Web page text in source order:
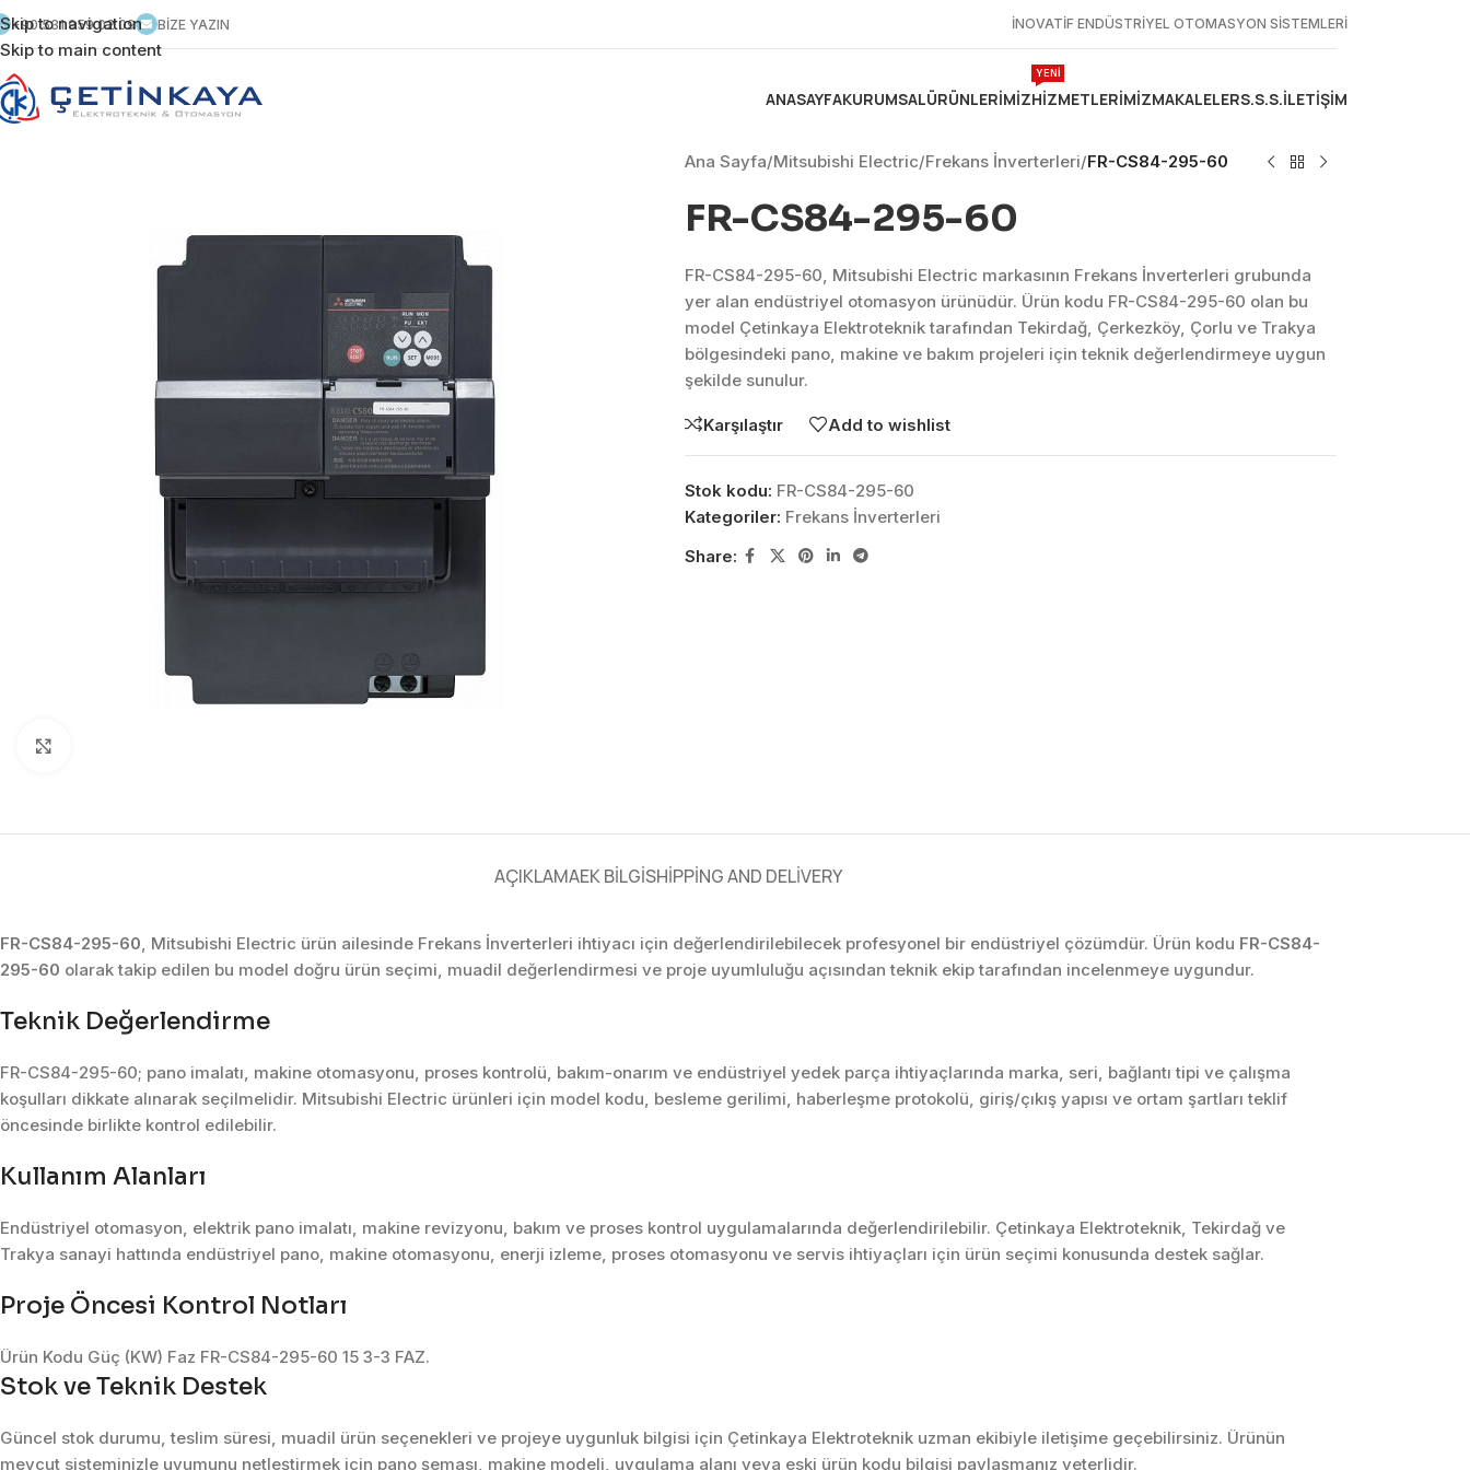
Skip to navigation
Skip to main content
+90 531 959 02 09 BİZE YAZIN İNOVATİF ENDÜSTRİYEL OTOMASYON SİSTEMLERİ
ANASAYFAKURUMSALÜRÜNLERIMIZHIZMETLERIMIZ
YENİ
Makine Otomasyonu
Proses Otomasyonu
Otomasyon Sistemleri
Tasarımı
Ölçüm Sistemleri
MAKALELERS.S.S.İLETIŞIM
Ana Sayfa/Mitsubishi Electric/Frekans İnverterleri/FR-CS84-295-60
FR-CS84-295-60
FR-CS84-295-60, Mitsubishi Electric markasının Frekans İnverterleri grubunda
yer alan endüstriyel otomasyon ürünüdür. Ürün kodu FR-CS84-295-60 olan bu
model Çetinkaya Elektroteknik tarafından Tekirdağ, Çerkezköy, Çorlu ve Trakya
bölgesindeki pano, makine ve bakım projeleri için teknik değerlendirmeye uygun
şekilde sunulur.
Karşılaştır Add to wishlist
Stok kodu: FR-CS84-295-60
Kategoriler: Frekans İnverterleri
Share:
AÇIKLAMAEK BILGISHIPPING AND DELIVERY
FR-CS84-295-60, Mitsubishi Electric ürün ailesinde Frekans İnverterleri ihtiyacı için değerlendirilebilecek profesyonel bir endüstriyel çözümdür. Ürün kodu FR-CS84-
295-60 olarak takip edilen bu model doğru ürün seçimi, muadil değerlendirmesi ve proje uyumluluğu açısından teknik ekip tarafından incelenmeye uygundur.
Teknik Değerlendirme
FR-CS84-295-60; pano imalatı, makine otomasyonu, proses kontrolü, bakım-onarım ve endüstriyel yedek parça ihtiyaçlarında marka, seri, bağlantı tipi ve çalışma
koşulları dikkate alınarak seçilmelidir. Mitsubishi Electric ürünleri için model kodu, besleme gerilimi, haberleşme protokolü, giriş/çıkış yapısı ve ortam şartları teklif
öncesinde birlikte kontrol edilebilir.
Kullanım Alanları
Endüstriyel otomasyon, elektrik pano imalatı, makine revizyonu, bakım ve proses kontrol uygulamalarında değerlendirilebilir. Çetinkaya Elektroteknik, Tekirdağ ve
Trakya sanayi hattında endüstriyel pano, makine otomasyonu, enerji izleme, proses otomasyonu ve servis ihtiyaçları için ürün seçimi konusunda destek sağlar.
Proje Öncesi Kontrol Notları
Ürün Kodu Güç (KW) Faz FR-CS84-295-60 15 3-3 FAZ.
Stok ve Teknik Destek
Güncel stok durumu, teslim süresi, muadil ürün seçenekleri ve projeye uygunluk bilgisi için Çetinkaya Elektroteknik uzman ekibiyle iletişime geçebilirsiniz. Ürünün
mevcut sisteminizle uyumunu netleştirmek için pano şeması, makine modeli, uygulama alanı veya eski ürün kodu bilgisi paylaşmanız yeterlidir.